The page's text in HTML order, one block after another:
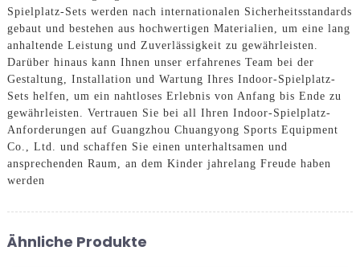
Spielplatz-Sets werden nach internationalen Sicherheitsstandards
gebaut und bestehen aus hochwertigen Materialien, um eine lang
anhaltende Leistung und Zuverlässigkeit zu gewährleisten.
Darüber hinaus kann Ihnen unser erfahrenes Team bei der
Gestaltung, Installation und Wartung Ihres Indoor-Spielplatz-
Sets helfen, um ein nahtloses Erlebnis von Anfang bis Ende zu
gewährleisten. Vertrauen Sie bei all Ihren Indoor-Spielplatz-
Anforderungen auf Guangzhou Chuangyong Sports Equipment
Co., Ltd. und schaffen Sie einen unterhaltsamen und
ansprechenden Raum, an dem Kinder jahrelang Freude haben
werden
Ähnliche Produkte